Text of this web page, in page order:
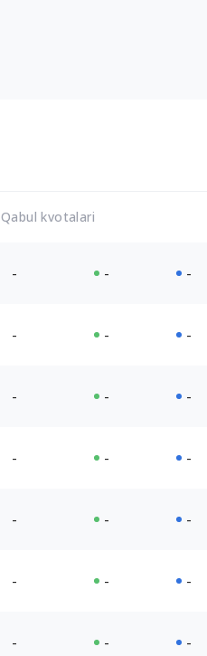
Qabul kvotalari
- - -
- - -
- - -
- - -
- - -
- - -
- - -